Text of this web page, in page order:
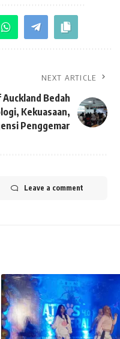
NEXT ARTICLE
Bedah
Kekuasaan,
Penggemar
Leave a comment